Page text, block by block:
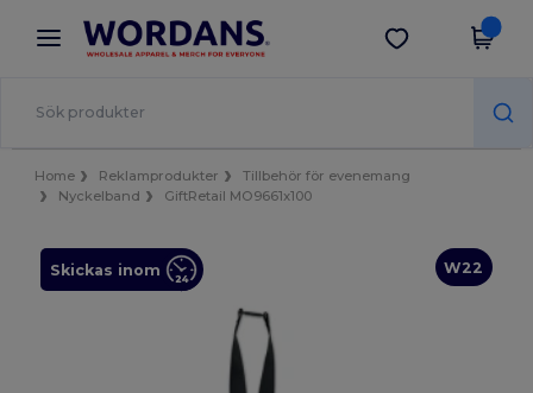
× Wordans-app
Bättre priser i appen!
Hämta app
Home Reklamprodukter
Tillbehör för evenemang
Nyckelband
GiftRetail MO9661x100
W22
Skickas inom